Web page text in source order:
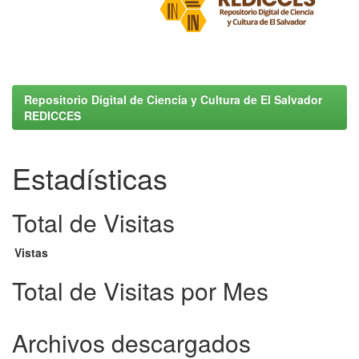
Repositorio Digital de Ciencia y Cultura de El Salvador
REDICCES
Estadísticas
Total de Visitas
Vistas
Total de Visitas por Mes
Archivos descargados